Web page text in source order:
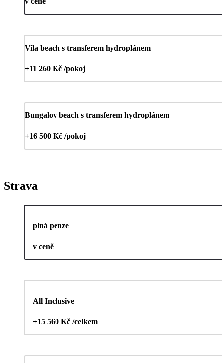
Vila beach s transferem hydroplánem
+11 260 Kč /pokoj
Bungalov beach s transferem hydroplánem
+16 500 Kč /pokoj
Strava
plná penze
v ceně
All Inclusive
+15 560 Kč /celkem